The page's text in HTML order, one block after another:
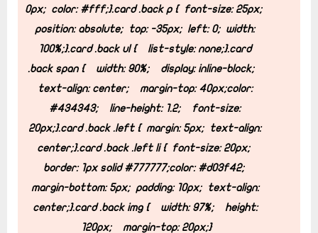
0px;color: #fff;}.card .back p {font-size: 25px;
position: absolute;top: -35px;left: 0;width:
100%;}.card .back ul {list-style: none;}.card
.back span {width: 90%;display: inline-block;
text-align: center;margin-top: 40px;color:
#434343;line-height: 1.2;font-size:
20px;}.card .back .left {margin: 5px;text-align:
center;}.card .back .left li {font-size: 20px;
border: 1px solid #777777;color: #d03f42;
margin-bottom: 5px;padding: 10px;text-align:
center;}.card .back img {width: 97%;height:
120px;margin-top: 20px;}